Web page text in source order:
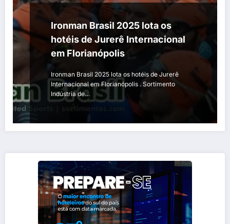
Ironman Brasil 2025 lota os
hotéis de Jurerê Internacional
em Florianópolis
Ironman Brasil 2025 lota os hotéis de Jurerê
Internacional em Florianópolis . Sortimento
Indústria de…